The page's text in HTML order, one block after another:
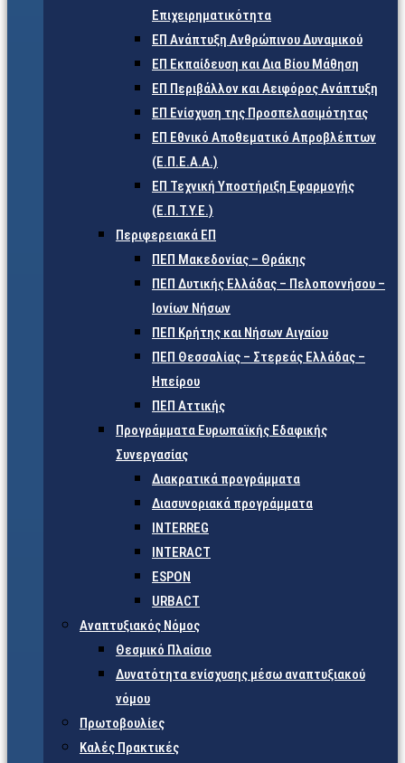
Επιχειρηματικότητα
ΕΠ Ανάπτυξη Ανθρώπινου Δυναμικού
ΕΠ Εκπαίδευση και Δια Βίου Μάθηση
ΕΠ Περιβάλλον και Αειφόρος Ανάπτυξη
ΕΠ Ενίσχυση της Προσπελασιμότητας
ΕΠ Εθνικό Αποθεματικό Απροβλέπτων
(Ε.Π.Ε.Α.Α.)
ΕΠ Τεχνική Υποστήριξη Εφαρμογής
(Ε.Π.Τ.Υ.Ε.)
Περιφερειακά ΕΠ
ΠΕΠ Μακεδονίας – Θράκης
ΠΕΠ Δυτικής Ελλάδας – Πελοποννήσου –
Ιονίων Νήσων
ΠΕΠ Κρήτης και Νήσων Αιγαίου
ΠΕΠ Θεσσαλίας – Στερεάς Ελλάδας –
Ηπείρου
ΠΕΠ Αττικής
Προγράμματα Ευρωπαϊκής Εδαφικής
Συνεργασίας
Διακρατικά προγράμματα
Διασυνοριακά προγράμματα
INTERREG
INTERACT
ESPON
URBACT
Αναπτυξιακός Νόμος
Θεσμικό Πλαίσιο
Δυνατότητα ενίσχυσης μέσω αναπτυξιακού
νόμου
Πρωτοβουλίες
Καλές Πρακτικές